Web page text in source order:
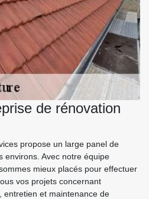
de rénovation
propose un large panel de
environs. Avec notre équipe
mieux placés pour effectuer
vos projets concernant
entretien et maintenance de